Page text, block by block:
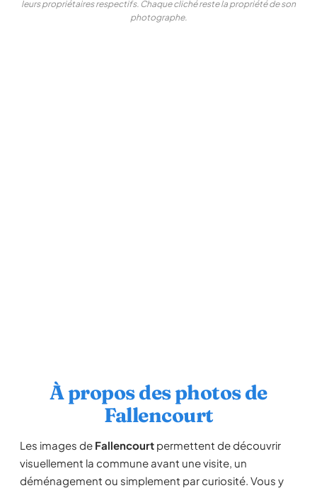
leurs propriétaires respectifs. Chaque cliché reste la propriété de son
photographe.
À propos des photos de
Fallencourt
Les images de Fallencourt permettent de découvrir
visuellement la commune avant une visite, un
déménagement ou simplement par curiosité. Vous y